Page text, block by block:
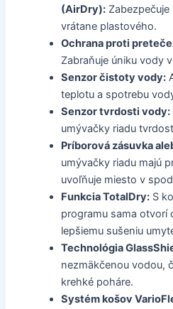
(AirDry):
vrátane plastového.
Ochrana proti
Zabraňuje úniku vody
Senzor čistoty vody:
teplotu a spotrebu
Senzor tvrdosti vody:
umývačky riadu
Príborová zásuvka
umývačky riadu majú
uvoľňuje miesto v
Funkcia TotalDry: S
programu sama otvorí
lepšiemu sušeniu
Technológia
nezmäkčenou vodou,
krehké poháre.
Systém košov